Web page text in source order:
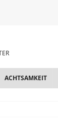
ACHTSAMKEIT